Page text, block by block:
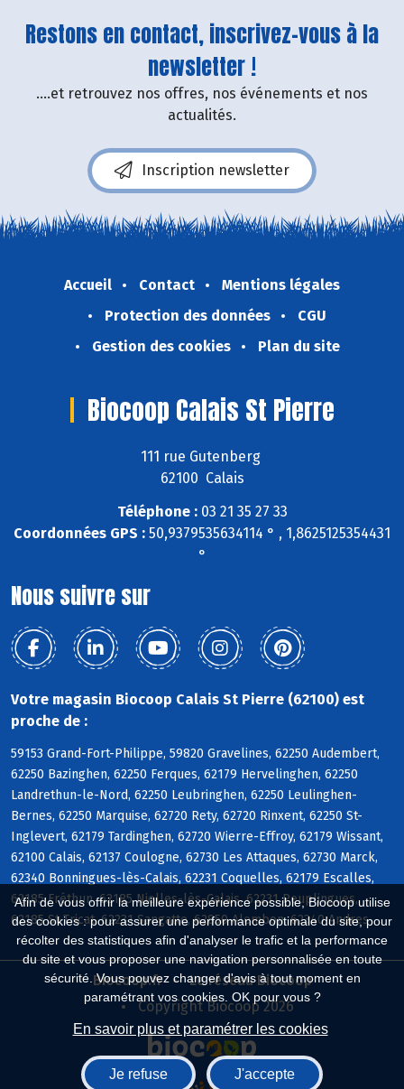
Afin de vous offrir la meilleure expérience possible, Biocoop utilise
des cookies : pour assurer une performance optimale du site, pour
récolter des statistiques afin d'analyser le trafic et la performance
du site et vous proposer une navigation personnalisée en toute
sécurité. Vous pouvez changer d'avis à tout moment en
paramétrant vos cookies. OK pour vous ?
En savoir plus et paramétrer les cookies
Je refuse J'accepte
Restons en contact, inscrivez-vous à la
newsletter !
....et retrouvez nos offres, nos événements et nos
actualités.
Inscription newsletter
Accueil Contact
Mentions légales
Protection des données
CGU
Gestion des cookies
Plan du site
Biocoop Calais St Pierre
111 rue Gutenberg
62100 Calais
Téléphone :03 21 35 27 33
Coordonnées GPS : 50,9379535634114 ° , 1,8625125354431
°
Nous suivre sur
Votre magasin Biocoop Calais St Pierre (62100) est
proche de :
59153 Grand-Fort-Philippe, 59820 Gravelines, 62250 Audembert,
62250 Bazinghen, 62250 Ferques, 62179 Hervelinghen, 62250
Landrethun-le-Nord, 62250 Leubringhen, 62250 Leulinghen-
Bernes, 62250 Marquise, 62720 Rety, 62720 Rinxent, 62250 St-
Inglevert, 62179 Tardinghen, 62720 Wierre-Effroy, 62179 Wissant,
62100 Calais, 62137 Coulogne, 62730 Les Attaques, 62730 Marck,
62340 Bonningues-lès-Calais, 62231 Coquelles, 62179 Escalles,
62185 Fréthun, 62185 Nielles-lès-Calais, 62231 Peuplingues,
62185 St-Tricat, 62231 Sangatte, 62850 Alembon, 62340 Andres
Biocoop.fr
Le réseau Biocoop
Copyright Biocoop 2026